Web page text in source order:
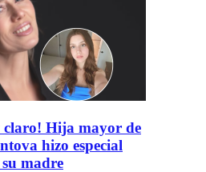
claro! Hija mayor de
hizo especial
madre